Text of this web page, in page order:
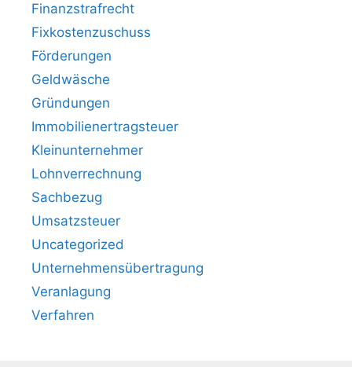
Finanzstrafrecht
Fixkostenzuschuss
Förderungen
Geldwäsche
Gründungen
Immobilienertragsteuer
Kleinunternehmer
Lohnverrechnung
Sachbezug
Umsatzsteuer
Uncategorized
Unternehmensübertragung
Veranlagung
Verfahren